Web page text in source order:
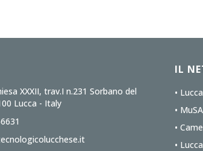
XXXII, trav.I n.231 Sorbano del
Lucca - Italy
IL
•
•
•
•